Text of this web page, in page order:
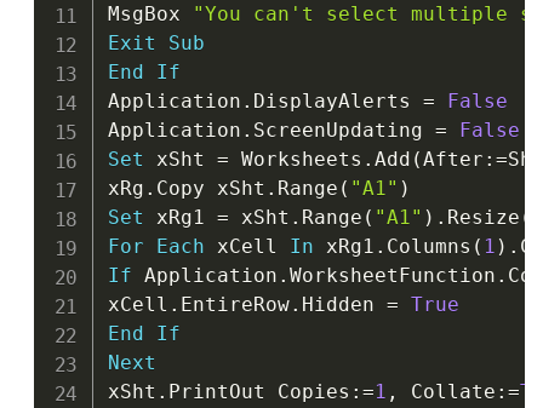
MsgBox
"You can't select multiple
Exit
Sub
End
If
Application . DisplayAlerts =
False
Application . ScreenUpdating =
False
Set xSht = Worksheets . Add (After : =
xRg . Copy xSht . Range ( "A1" )
Set xRg1 = xSht . Range ( "A1" ) . Resize (
For
Each xCell In xRg1 . Columns ( 1 ) .
If Application . WorksheetFunction .
xCell . EntireRow. Hidden = True
End
If
Next
xSht . PrintOut Copies : =1 , Collate : =